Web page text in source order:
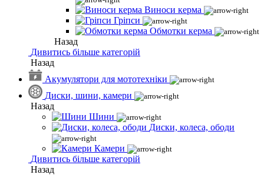
Виноси керма
Гріпси
Обмотки керма
Назад
Дивитись більше категорій
Назад
Акумулятори для мототехніки
Диски, шини, камери
Назад
Шини
Диски, колеса, ободи
Камери
Дивитись більше категорій
Назад